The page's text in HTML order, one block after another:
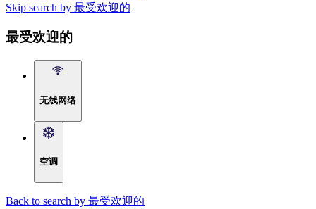
Skip search by 最受欢迎的
最受欢迎的
无线网络
空调
Back to search by 最受欢迎的